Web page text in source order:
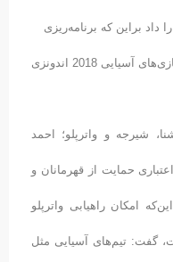
واترپلو ایران به المپیک 2016 را داد براین‌ که برنامه‌ریزی
فدراسیون برای کسب یکی از سکوهای بازی‌های آسیایی 2018 اندونزی
شیرجه و واترپلو؛ احمد
حمایت از قهرمانان و
امکان راهیابی واترپلو
گفت: تیم‌های آسیایی مثل